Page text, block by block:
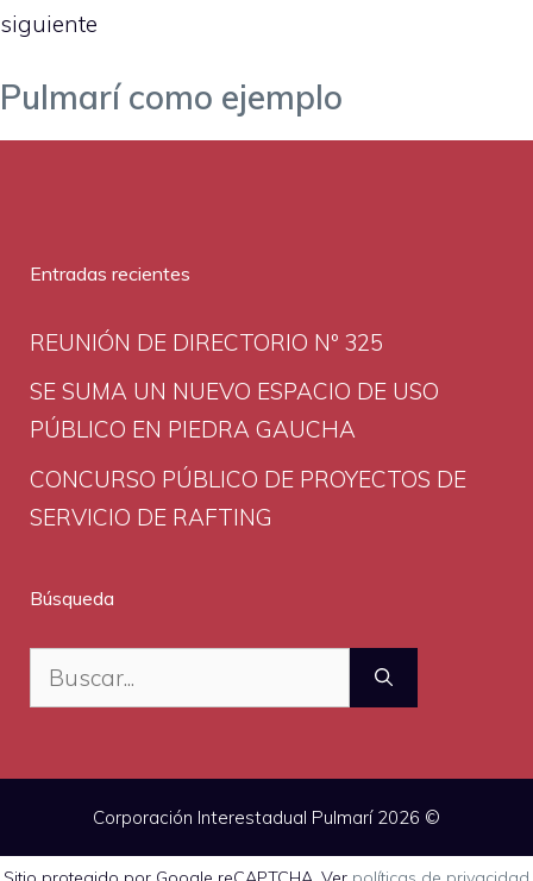
siguiente
Pulmarí como ejemplo
Entradas recientes
REUNIÓN DE DIRECTORIO Nº 325
SE SUMA UN NUEVO ESPACIO DE USO
PÚBLICO EN PIEDRA GAUCHA
CONCURSO PÚBLICO DE PROYECTOS DE
SERVICIO DE RAFTING
Búsqueda
Buscar:
Corporación Interestadual Pulmarí 2026 ©